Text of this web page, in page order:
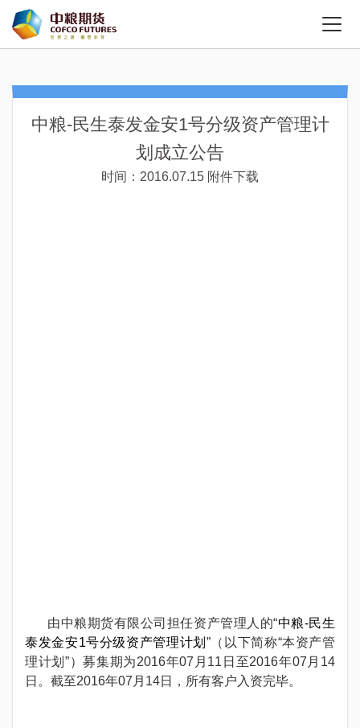
中粮-民生泰发金安1号分级资产管理计
划成立公告
时间：2016.07.15 附件下载
由中粮期货有限公司担任资产管理人的“中粮-民生
泰发金安1号分级资产管理计划 ”（以下简称“本资产管
理计划”）募集期为2016年07月11日至2016年07月14
日。截至2016年07月14日，所有客户入资完毕。